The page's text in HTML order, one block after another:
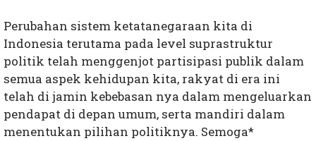
Perubahan sistem ketatanegaraan kita di
Indonesia terutama pada level suprastruktur
politik telah menggenjot partisipasi publik dalam
semua aspek kehidupan kita, rakyat di era ini
telah di jamin kebebasan nya dalam mengeluarkan
pendapat di depan umum, serta mandiri dalam
menentukan pilihan politiknya. Semoga*